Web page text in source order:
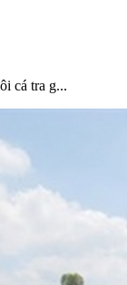
cá tra g...